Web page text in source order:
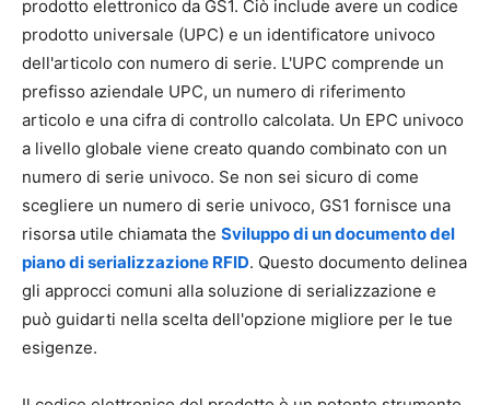
prodotto elettronico da GS1. Ciò include avere un codice
prodotto universale (UPC) e un identificatore univoco
dell'articolo con numero di serie. L'UPC comprende un
prefisso aziendale UPC, un numero di riferimento
articolo e una cifra di controllo calcolata. Un EPC univoco
a livello globale viene creato quando combinato con un
numero di serie univoco. Se non sei sicuro di come
scegliere un numero di serie univoco, GS1 fornisce una
risorsa utile chiamata the Sviluppo di un documento del
piano di serializzazione RFID. Questo documento delinea
gli approcci comuni alla soluzione di serializzazione e
può guidarti nella scelta dell'opzione migliore per le tue
esigenze.